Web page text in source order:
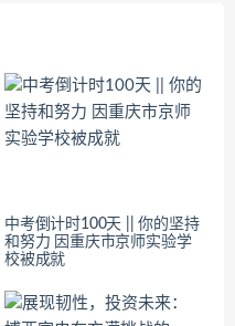
中考倒计时100天 || 你的坚持
和努力 因重庆市京师实验学
校被成就